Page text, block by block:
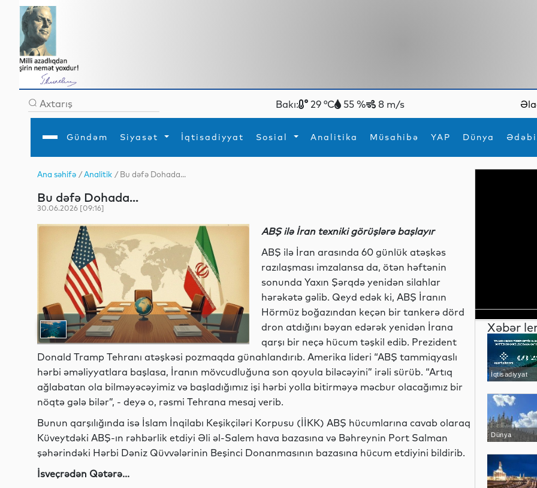
Bakı: 29 °C 55 % 8 m/s
Gündəm Siyasət İqtisadiyyat Sosial Analitika Müsahibə YAP Dünya
Gündəm
İqtisadiyyat
Analitika
Mədəniyyət
Müsahibə
MEDİA
Hadisə
Diaspor
Ana səhifə /Analitik / Bu dəfə Dohada...
Bu dəfə Dohada...
30.06.2026 [09:16]
ABŞ ilə İran texniki görüşlərə başlayır
ABŞ ilə İran arasında 60 günlük atəşkəs
razılaşması imzalansa da, ötən həftənin
sonunda Yaxın Şərqdə yenidən silahlar
hərəkətə gəlib. Qeyd edək ki, ABŞ İranın
Hörmüz boğazından keçən bir tankerə dörd
dron atdığını bəyan edərək yenidən İrana
qarşı bir neçə hücum təşkil edib. Prezident
Donald Tramp Tehranı atəşkəsi pozmaqda günahlandırıb. Amerika lideri “ABŞ tammiqyaslı
hərbi əməliyyatlara başlasa, İranın mövcudluğuna son qoyula biləcəyini” irəli sürüb. “Artıq
ağlabatan ola bilməyəcəyimiz və başladığımız işi hərbi yolla bitirməyə məcbur olacağımız bir
nöqtə gələ bilər”, - deyə o, rəsmi Tehrana mesaj verib.
Bunun qarşılığında isə İslam İnqilabı Keşikçiləri Korpusu (İİKK) ABŞ hücumlarına cavab olaraq
Küveytdəki ABŞ-ın rəhbərlik etdiyi Əli əl-Salem hava bazasına və Bəhreynin Port Salman
şəhərindəki Hərbi Dəniz Qüvvələrinin Beşinci Donanmasının bazasına hücum etdiyini bildirib.
İsveçrədən Qətərə...
Xəbər
İqtisadiyyat
Dünya